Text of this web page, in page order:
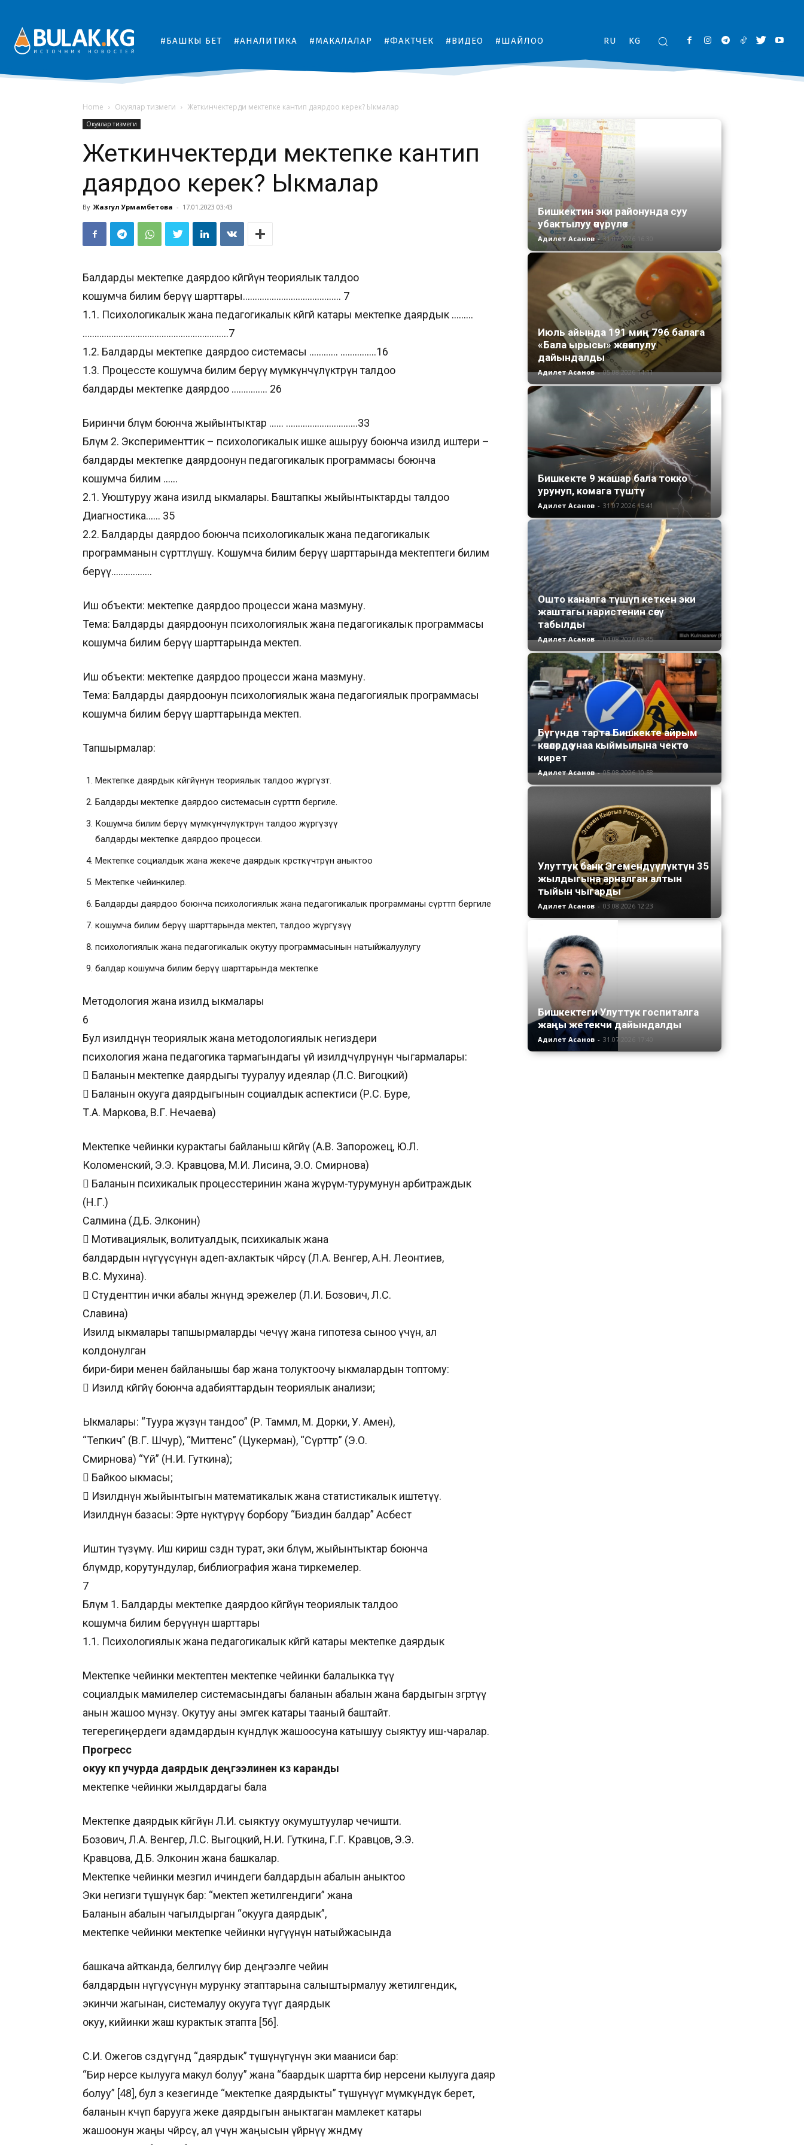
#БАШКЫ БЕТ #АНАЛИТИКА #МАКАЛАЛАР #ФАКТЧЕК #ВИДЕО #ШАЙЛОО RU KG
Home Окуялар тизмеги Жеткинчектерди мектепке кантип даярдоо керек? Ыкмалар
Окуялар тизмеги
Жеткинчектерди мектепке кантип
даярдоо керек? Ыкмалар
By Жазгул Урмамбетова - 17.01.2023 03:43
Балдарды мектепке даярдоо көйгөйүн теориялык талдоо
кошумча билим берүү шарттары………………………………….. 7
1.1. Психологикалык жана педагогикалык көйгөй катары мектепке даярдык ………
…………………………………………………….7
1.2. Балдарды мектепке даярдоо системасы ………… ……………16
1.3. Процессте кошумча билим берүү мүмкүнчүлүктөрүн талдоо
балдарды мектепке даярдоо …………… 26
Биринчи бөлүм боюнча жыйынтыктар …… …………………………33
Бөлүм 2. Эксперименттик – психологикалык ишке ашыруу боюнча изилдөө иштери –
балдарды мектепке даярдоонун педагогикалык программасы боюнча
кошумча билим ……
2.1. Уюштуруу жана изилдөө ыкмалары. Баштапкы жыйынтыктарды талдоо
Диагностика…… 35
2.2. Балдарды даярдоо боюнча психологикалык жана педагогикалык
программанын сүрөттөлүшү. Кошумча билим берүү шарттарында мектептеги билим
берүү……………..
Иш объекти: мектепке даярдоо процесси жана мазмуну.
Тема: Балдарды даярдоонун психологиялык жана педагогикалык программасы
кошумча билим берүү шарттарында мектеп.
Иш объекти: мектепке даярдоо процесси жана мазмуну.
Тема: Балдарды даярдоонун психологиялык жана педагогиялык программасы
кошумча билим берүү шарттарында мектеп.
Тапшырмалар:
Мектепке даярдык көйгөйүнүн теориялык талдоо жүргүзөт.
Балдарды мектепке даярдоо системасын сүрөттөп бергиле.
Кошумча билим берүү мүмкүнчүлүктөрүн талдоо жүргүзүү
балдарды мектепке даярдоо процесси.
Мектепке социалдык жана жекече даярдык көрсөткүчтөрүн аныктоо
Мектепке чейинкилер.
Балдарды даярдоо боюнча психологиялык жана педагогикалык программаны сүрөттөп бергиле
кошумча билим берүү шарттарында мектеп, талдоо жүргүзүү
психологиялык жана педагогикалык окутуу программасынын натыйжалуулугу
балдар кошумча билим берүү шарттарында мектепке
Методология жана изилдөө ыкмалары
6
Бул изилдөөнүн теориялык жана методологиялык негиздери
психология жана педагогика тармагындагы үй изилдөөчүлөрүнүн чыгармалары:
 Баланын мектепке даярдыгы тууралуу идеялар (Л.С. Вигоцкий)
 Баланын окууга даярдыгынын социалдык аспектиси (Р.С. Буре,
Т.А. Маркова, В.Г. Нечаева)
Мектепке чейинки курактагы байланыш көйгөйү (А.В. Запорожец, Ю.Л.
Коломенский, Э.Э. Кравцова, М.И. Лисина, Э.О. Смирнова)
 Баланын психикалык процесстеринин жана жүрүм-турумунун арбитраждык
(Н.Г.)
Салмина (Д.Б. Элконин)
 Мотивациялык, волитуалдык, психикалык жана
балдардын өнүгүүсүнүн адеп-ахлактык чөйрөсү (Л.А. Венгер, А.Н. Леонтиев,
В.С. Мухина).
 Студенттин ички абалы жөнүндө эрежелер (Л.И. Бозович, Л.С.
Славина)
Изилдөө ыкмалары тапшырмаларды чечүү жана гипотеза сыноо үчүн, ал
колдонулган
бири-бири менен байланышы бар жана толуктоочу ыкмалардын топтому:
 Изилдөө көйгөйү боюнча адабияттардын теориялык анализи;
Ыкмалары: “Туура жүзүн тандоо” (Р. Таммл, М. Дорки, У. Амен),
“Тепкич” (В.Г. Шчур), “Миттенс” (Цукерман), “Сүрөттөр” (Э.О.
Смирнова) “Үй” (Н.И. Гуткина);
 Байкоо ыкмасы;
 Изилдөөнүн жыйынтыгын математикалык жана статистикалык иштетүү.
Изилдөөнүн базасы: Эрте өнүктүрүү борбору “Биздин балдар” Асбест
Иштин түзүмү. Иш кириш сөздөн турат, эки бөлүм, жыйынтыктар боюнча
бөлүмдөр, корутундулар, библиография жана тиркемелер.
7
Бөлүм 1. Балдарды мектепке даярдоо көйгөйүн теориялык талдоо
кошумча билим берүүнүн шарттары
1.1. Психологиялык жана педагогикалык көйгөй катары мектепке даярдык
Мектепке чейинки мектептен мектепке чейинки балалыкка өтүү
социалдык мамилелер системасындагы баланын абалын жана бардыгын өзгөртүү
анын жашоо мүнөзү. Окутуу аны эмгек катары тааный баштайт.
тегерегиңердеги адамдардын күндөлүк жашоосуна катышуу сыяктуу иш-чаралар.
Прогресс
окуу көп учурда даярдык деңгээлинен көз каранды
мектепке чейинки жылдардагы бала
Мектепке даярдык көйгөйүн Л.И. сыяктуу окумуштуулар чечишти.
Бозович, Л.А. Венгер, Л.С. Выгоцкий, Н.И. Гуткина, Г.Г. Кравцов, Э.Э.
Кравцова, Д.Б. Элконин жана башкалар.
Мектепке чейинки мезгил ичиндеги балдардын абалын аныктоо
Эки негизги түшүнүк бар: “мектеп жетилгендиги” жана
Баланын абалын чагылдырган “окууга даярдык”,
мектепке чейинки мектепке чейинки өнүгүүнүн натыйжасында
башкача айтканда, белгилүү бир деңгээлге чейин
балдардын өнүгүүсүнүн мурунку этаптарына салыштырмалуу жетилгендик,
экинчи жагынан, системалуу окууга өтүүгө даярдык
окуу, кийинки жаш курактык этапта [56].
С.И. Ожегов сөздүгүндө “даярдык” түшүнүгүнүн эки мааниси бар:
“Бир нерсе кылууга макул болуу” жана “баардык шартта бир нерсени кылууга даяр
болуу” [48], бул өз кезегинде “мектепке даярдыкты” түшүнүүгө мүмкүндүк берет,
баланын көчүп барууга жеке даярдыгын аныктаган мамлекет катары
жашоонун жаңы чөйрөсү, ал үчүн жаңысын үйрөнүү жөндөмү
Бишкектин эки районунда суу
убактылуу өчүрүлөт
Адилет Асанов - 31.07.2026 16:30
Июль айында 191 миң 796 балага
«Бала ырысы» жөлөкпулу
дайындалды
Адилет Асанов - 05.08.2026 14:11
Бишкекте 9 жашар бала токко
урунуп, комага түштү
Адилет Асанов - 31.07.2026 15:41
Ошто каналга түшүп кеткен эки
жаштагы наристенин сөөгү
табылды
Адилет Асанов - 04.08.2026 09:45
Бүгүндөн тарта Бишкекте айрым
көчөлөрдө унаа кыймылына чектөө
кирет
Адилет Асанов - 05.08.2026 10:58
Улуттук банк Эгемендүүлүктүн 35
жылдыгына арналган алтын
тыйын чыгарды
Адилет Асанов - 03.08.2026 12:23
Бишкектеги Улуттук госпиталга
жаңы жетекчи дайындалды
Адилет Асанов - 31.07.2026 17:40